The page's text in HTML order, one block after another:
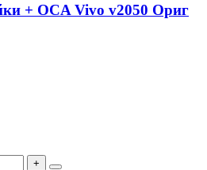
+ OCA Vivo v2050 Ориг
+